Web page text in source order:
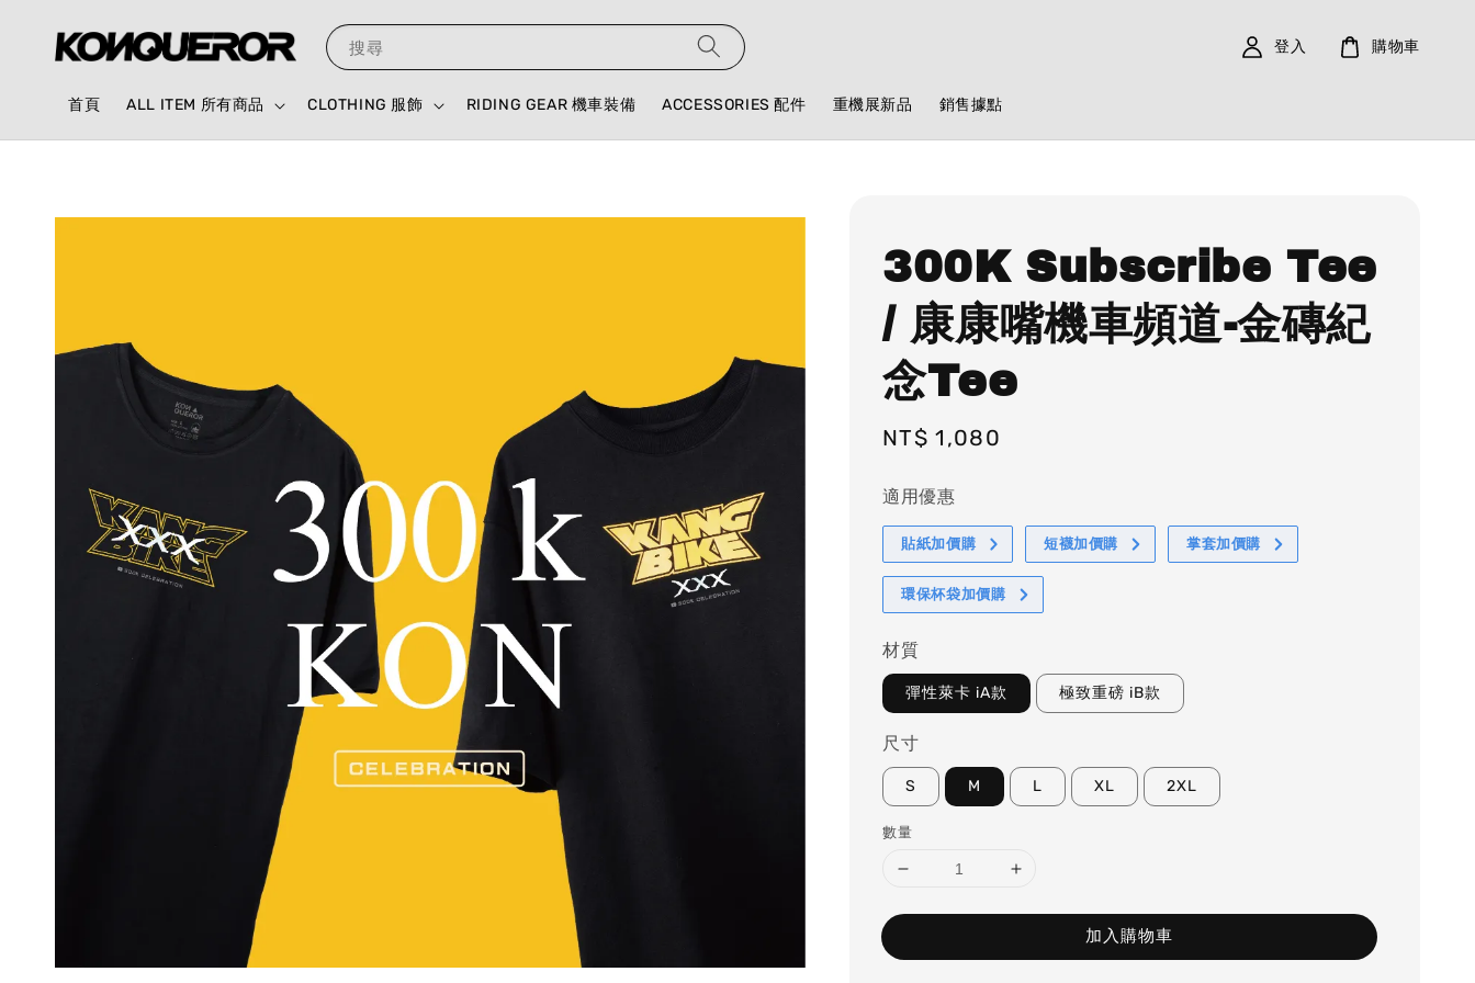
搜尋
首頁 ALL ITEM 所有商品 CLOTHING 服飾 RIDING GEAR 機車裝備 ACCESSORIES 配件 重機展新品 銷售據點
登入 購物車
300K Subscribe Tee
/ 康康嘴機車頻道-金磚紀
念Tee
Regular
NT$ 1,080
適用優惠
貼紙加價購 短襪加價購 掌套加價購
環保杯袋加價購
材質
彈性萊卡 iA款 極致重磅 iB款
尺寸
S M L XL 2XL
數量
加入購物車